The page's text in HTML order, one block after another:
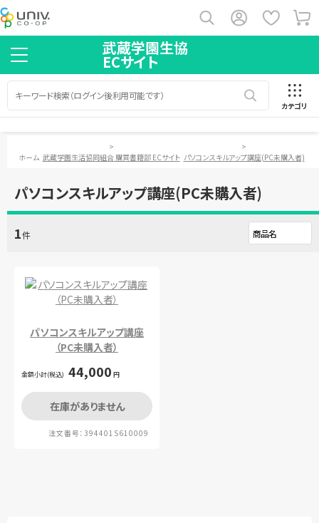
武蔵学園生協
ECサイト
カテゴリ
ホーム
>
武蔵学園生活協同組合 購買書籍部 ECサイト
>
パソコンスキルアップ講座(PC未購入者)
パソコンスキルアップ講座(PC未購入者)
1件
パソコンスキルアップ講座
（PC未購入者）
金額小計(税込) 44,000 円
在庫がありません
注文番号：394401S610009